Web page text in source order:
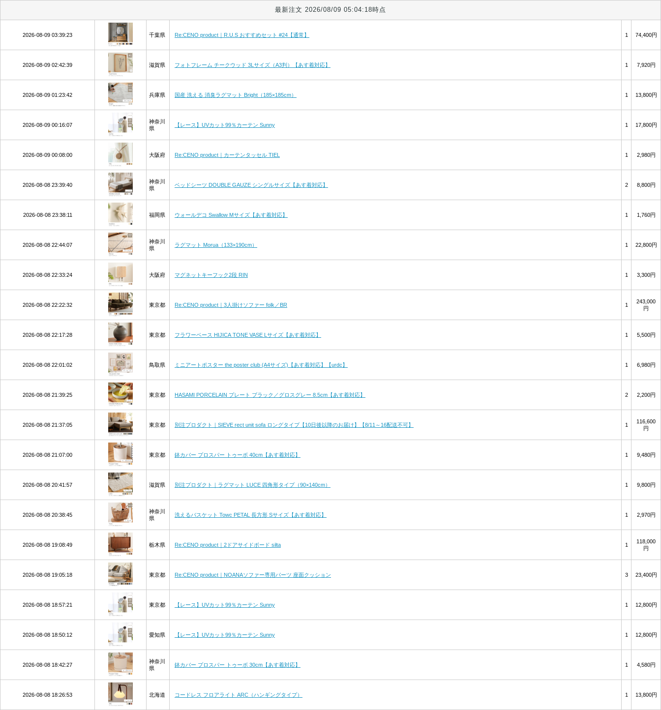
最新注文 2026/08/09 05:04:18時点
2026-08-09 03:39:23 千葉県 Re:CENO product｜R.U.S おすすめセット #24【通常】 1 74,400円
2026-08-09 02:42:39 滋賀県 フォトフレーム チークウッド 3Lサイズ（A3判）【あす着対応】 1 7,920円
2026-08-09 01:23:42 兵庫県 国産 洗える 消臭ラグマット Bright（185×185cm） 1 13,800円
2026-08-09 00:16:07
神奈川
県
【レース】UVカット99％カーテン Sunny 1 17,800円
2026-08-09 00:08:00 大阪府 Re:CENO product｜カーテンタッセル TIEL 1 2,980円
2026-08-08 23:39:40
神奈川
県
ベッドシーツ DOUBLE GAUZE シングルサイズ【あす着対応】 2 8,800円
2026-08-08 23:38:11 福岡県 ウォールデコ Swallow Mサイズ【あす着対応】 1 1,760円
2026-08-08 22:44:07
神奈川
県
ラグマット Morua（133×190cm） 1 22,800円
2026-08-08 22:33:24 大阪府 マグネットキーフック2段 RIN 1 3,300円
2026-08-08 22:22:32 東京都 Re:CENO product｜3人掛けソファー folk／BR 1
243,000
円
2026-08-08 22:17:28 東京都 フラワーベース HIJICA TONE VASE Lサイズ【あす着対応】 1 5,500円
2026-08-08 22:01:02 鳥取県 ミニアートポスター the poster club (A4サイズ)【あす着対応】【urdc】 1 6,980円
2026-08-08 21:39:25 東京都 HASAMI PORCELAIN プレート ブラック／グロスグレー 8.5cm【あす着対応】 2 2,200円
2026-08-08 21:37:05 東京都 別注プロダクト｜SIEVE rect unit sofa ロングタイプ【10日後以降のお届け】【8/11～16配送不可】 1
116,600
円
2026-08-08 21:07:00 東京都 鉢カバー プロスパー トゥーボ 40cm【あす着対応】 1 9,480円
2026-08-08 20:41:57 滋賀県 別注プロダクト｜ラグマット LUCE 四角形タイプ（90×140cm） 1 9,800円
2026-08-08 20:38:45
神奈川
県
洗えるバスケット Towc PETAL 長方形 Sサイズ【あす着対応】 1 2,970円
2026-08-08 19:08:49 栃木県 Re:CENO product｜2ドアサイドボード silta 1
118,000
円
2026-08-08 19:05:18 東京都 Re:CENO product｜NOANAソファー専用パーツ 座面クッション 3 23,400円
2026-08-08 18:57:21 東京都 【レース】UVカット99％カーテン Sunny 1 12,800円
2026-08-08 18:50:12 愛知県 【レース】UVカット99％カーテン Sunny 1 12,800円
2026-08-08 18:42:27
神奈川
県
鉢カバー プロスパー トゥーボ 30cm【あす着対応】 1 4,580円
2026-08-08 18:26:53 北海道 コードレス フロアライト ARC（ハンギングタイプ） 1 13,800円